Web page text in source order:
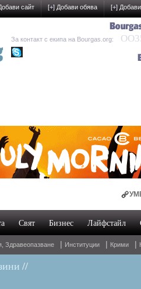
УМБАЛ
Oнлайн
Свят Бизнес Лайфстайл
Здравеопазване | Институции | Крими |
//
сайт [+] Добави обява [+]
За контакт с екипа на Bourgas.org: